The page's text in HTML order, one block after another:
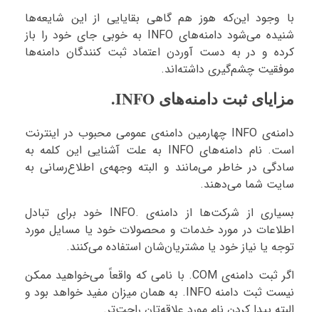
با وجود این‌که هوز هم گاهی بقایایی از این شایعه‌ها
شنیده می‌شود دامنه‌های INFO به خوبی جای خود را باز
کرده و در به دست آوردن اعتماد ثبت کنندگان دامنه‌ها
موفقیت چشم‌گیری داشته‌‌اند.
مزایای ثبت دامنه‌های INFO.
دامنه‌ی INFO چهارمین دامنه‌ی عمومی محبوب در اینترنت
است. نام دامنه‌های INFO به علت آشنایی این کلمه به
سادگی در خاطر می‌مانند و البته وجهه‌ی اطلاع‌رسانی به
سایت شما می‌دهند.
بسیاری از شرکت‌ها از دامنه‌ی .INFO خود برای تبادل
اطلاعات در مورد خدمات و محصولات خود یا مسایل مورد
توجه یا نیاز خود یا مشتریان‌شان استفاده می‌کنند.
اگر ثبت دامنه‌ی COM. با نامی که واقعاً می‌خواهید ممکن
نیست ثبت دامنه INFO. به همان میزان مفید خواهد بود و